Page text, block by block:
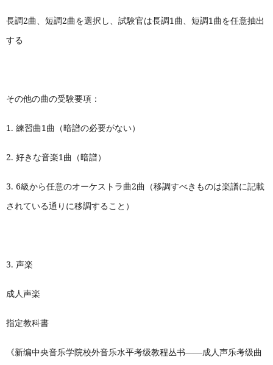
長調2曲、短調2曲を選択し、試験官は長調1曲、短調1曲を任意抽出
する
その他の曲の受験要項：
1. 練習曲1曲（暗譜の必要がない）
2. 好きな音楽1曲（暗譜）
3. 6級から任意のオーケストラ曲2曲（移調すべきものは楽譜に記載
されている通りに移調すること）
3. 声楽
成人声楽
指定教科書
《新编中央音乐学院校外音乐水平考级教程丛书——成人声乐考级曲